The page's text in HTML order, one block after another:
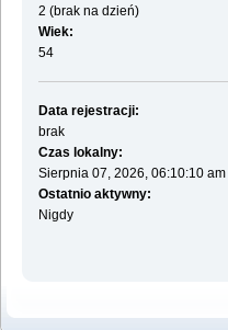
2 (brak na dzień)
Wiek:
54
Data rejestracji:
brak
Czas lokalny:
Sierpnia 07, 2026, 06:10:10 am
Ostatnio aktywny:
Nigdy